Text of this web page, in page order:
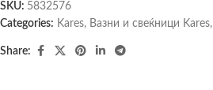
SKU: 5832576
Categories: Kares, Вазни и свеќници Kares,
Share: